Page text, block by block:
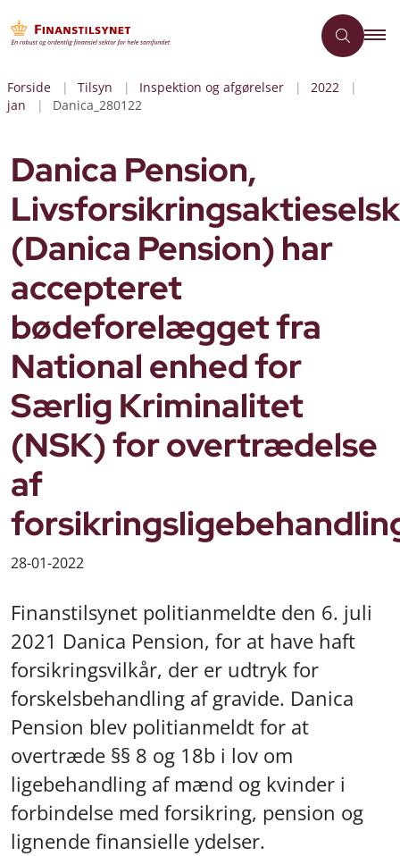
Forside Tilsyn Inspektion og afgørelser
2022
jan
Danica_280122
Danica Pension,
(Danica Pension) har
accepteret
bødeforelægget fra
National enhed for
Særlig Kriminalitet
(NSK) for overtrædelse
af
28-01-2022
Finanstilsynet politianmeldte den 6. juli
2021 Danica Pension, for at have haft
forsikringsvilkår, der er udtryk for
forskelsbehandling af gravide. Danica
Pension blev politianmeldt for at
overtræde §§ 8 og 18b i lov om
ligebehandling af mænd og kvinder i
forbindelse med forsikring, pension og
lignende finansielle ydelser.